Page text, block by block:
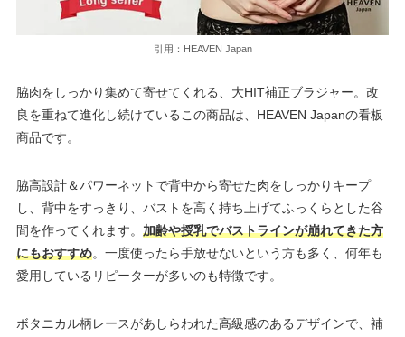
引用：HEAVEN Japan
脇肉をしっかり集めて寄せてくれる、大HIT補正ブラジャー。改
良を重ねて進化し続けているこの商品は、HEAVEN Japanの看板
商品です。
脇高設計＆パワーネットで背中から寄せた肉をしっかりキープ
し、背中をすっきり、バストを高く持ち上げてふっくらとした谷
間を作ってくれます。 加齢や授乳でバストラインが崩れてきた方
にもおすすめ。一度使ったら手放せないという方も多く、何年も
愛用しているリピーターが多いのも特徴です。
ボタニカル柄レースがあしらわれた高級感のあるデザインで、補